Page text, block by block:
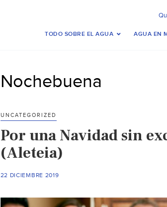
TODO SOBRE EL AGUA AGUA EN
Nochebuena
UNCATEGORIZED
Por una Navidad sin
(Aleteia)
22 DICIEMBRE 2019